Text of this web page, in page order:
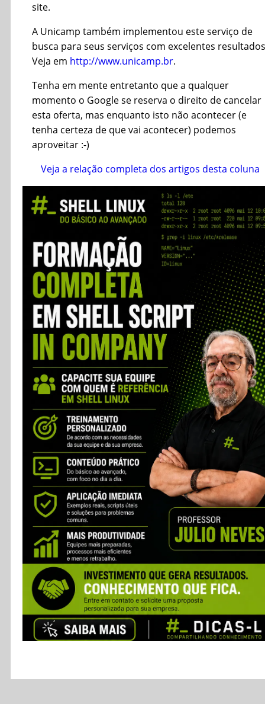
site.
A Unicamp também implementou este serviço de
busca para seus serviços com excelentes
Veja em http://www.unicamp.br.
Tenha em mente entretanto que a qualquer
momento o Google se reserva o direito de cancelar
esta oferta, mas enquanto isto não acontecer (e
tenha certeza de que vai acontecer) podemos
aproveitar :-)
Veja a relação completa dos artigos desta coluna